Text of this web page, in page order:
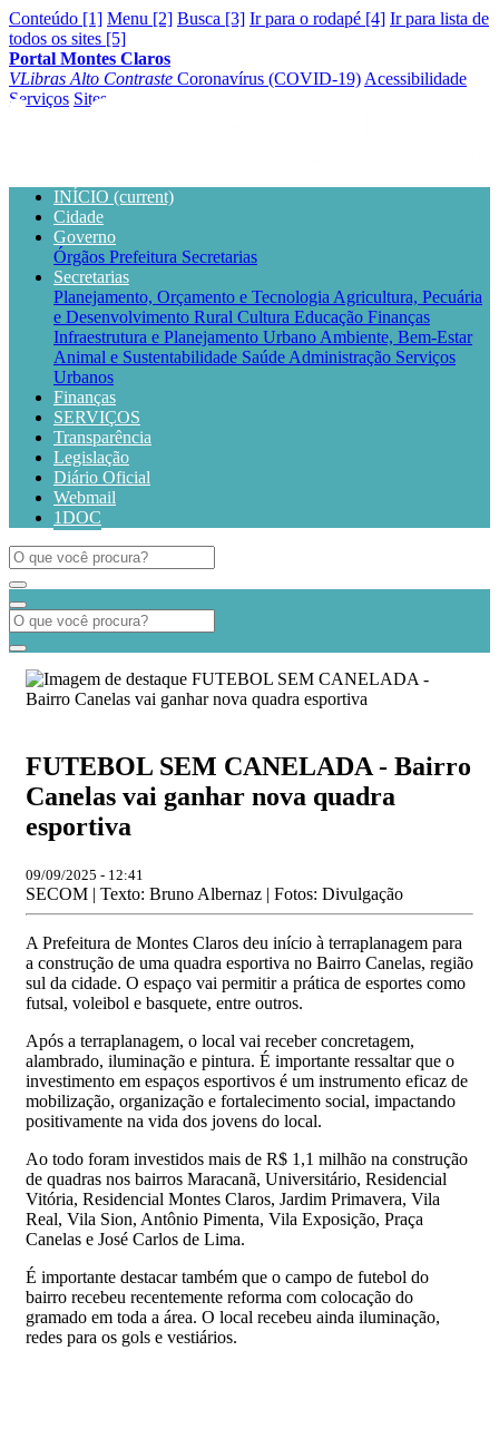
Conteúdo [1] Menu [2] Busca [3] Ir para o rodapé [4] Ir para lista de
todos os sites [5]
Portal Montes Claros
VLibras Alto Contraste Coronavírus (COVID-19) Acessibilidade
Serviços Sites
INÍCIO (current)
Cidade
Governo
Órgãos Prefeitura Secretarias
Secretarias
Planejamento, Orçamento e Tecnologia Agricultura, Pecuária
e Desenvolvimento Rural Cultura Educação Finanças
Infraestrutura e Planejamento Urbano Ambiente, Bem-Estar
Animal e Sustentabilidade Saúde Administração Serviços
Urbanos
Finanças
SERVIÇOS
Transparência
Legislação
Diário Oficial
Webmail
1DOC
FUTEBOL SEM CANELADA - Bairro
Canelas vai ganhar nova quadra
esportiva
09/09/2025 - 12:41
SECOM | Texto: Bruno Albernaz | Fotos: Divulgação
A Prefeitura de Montes Claros deu início à terraplanagem para
a construção de uma quadra esportiva no Bairro Canelas, região
sul da cidade. O espaço vai permitir a prática de esportes como
futsal, voleibol e basquete, entre outros.
Após a terraplanagem, o local vai receber concretagem,
alambrado, iluminação e pintura. É importante ressaltar que o
investimento em espaços esportivos é um instrumento eficaz de
mobilização, organização e fortalecimento social, impactando
positivamente na vida dos jovens do local.
Ao todo foram investidos mais de R$ 1,1 milhão na construção
de quadras nos bairros Maracanã, Universitário, Residencial
Vitória, Residencial Montes Claros, Jardim Primavera, Vila
Real, Vila Sion, Antônio Pimenta, Vila Exposição, Praça
Canelas e José Carlos de Lima.
É importante destacar também que o campo de futebol do
bairro recebeu recentemente reforma com colocação do
gramado em toda a área. O local recebeu ainda iluminação,
redes para os gols e vestiários.